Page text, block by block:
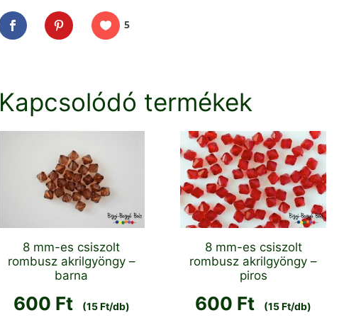
5
Kapcsolódó termékek
8 mm-es csiszolt
rombusz akrilgyöngy –
barna
600 Ft (15 Ft/db)
8 mm-es csiszolt
rombusz akrilgyöngy –
piros
600 Ft (15 Ft/db)